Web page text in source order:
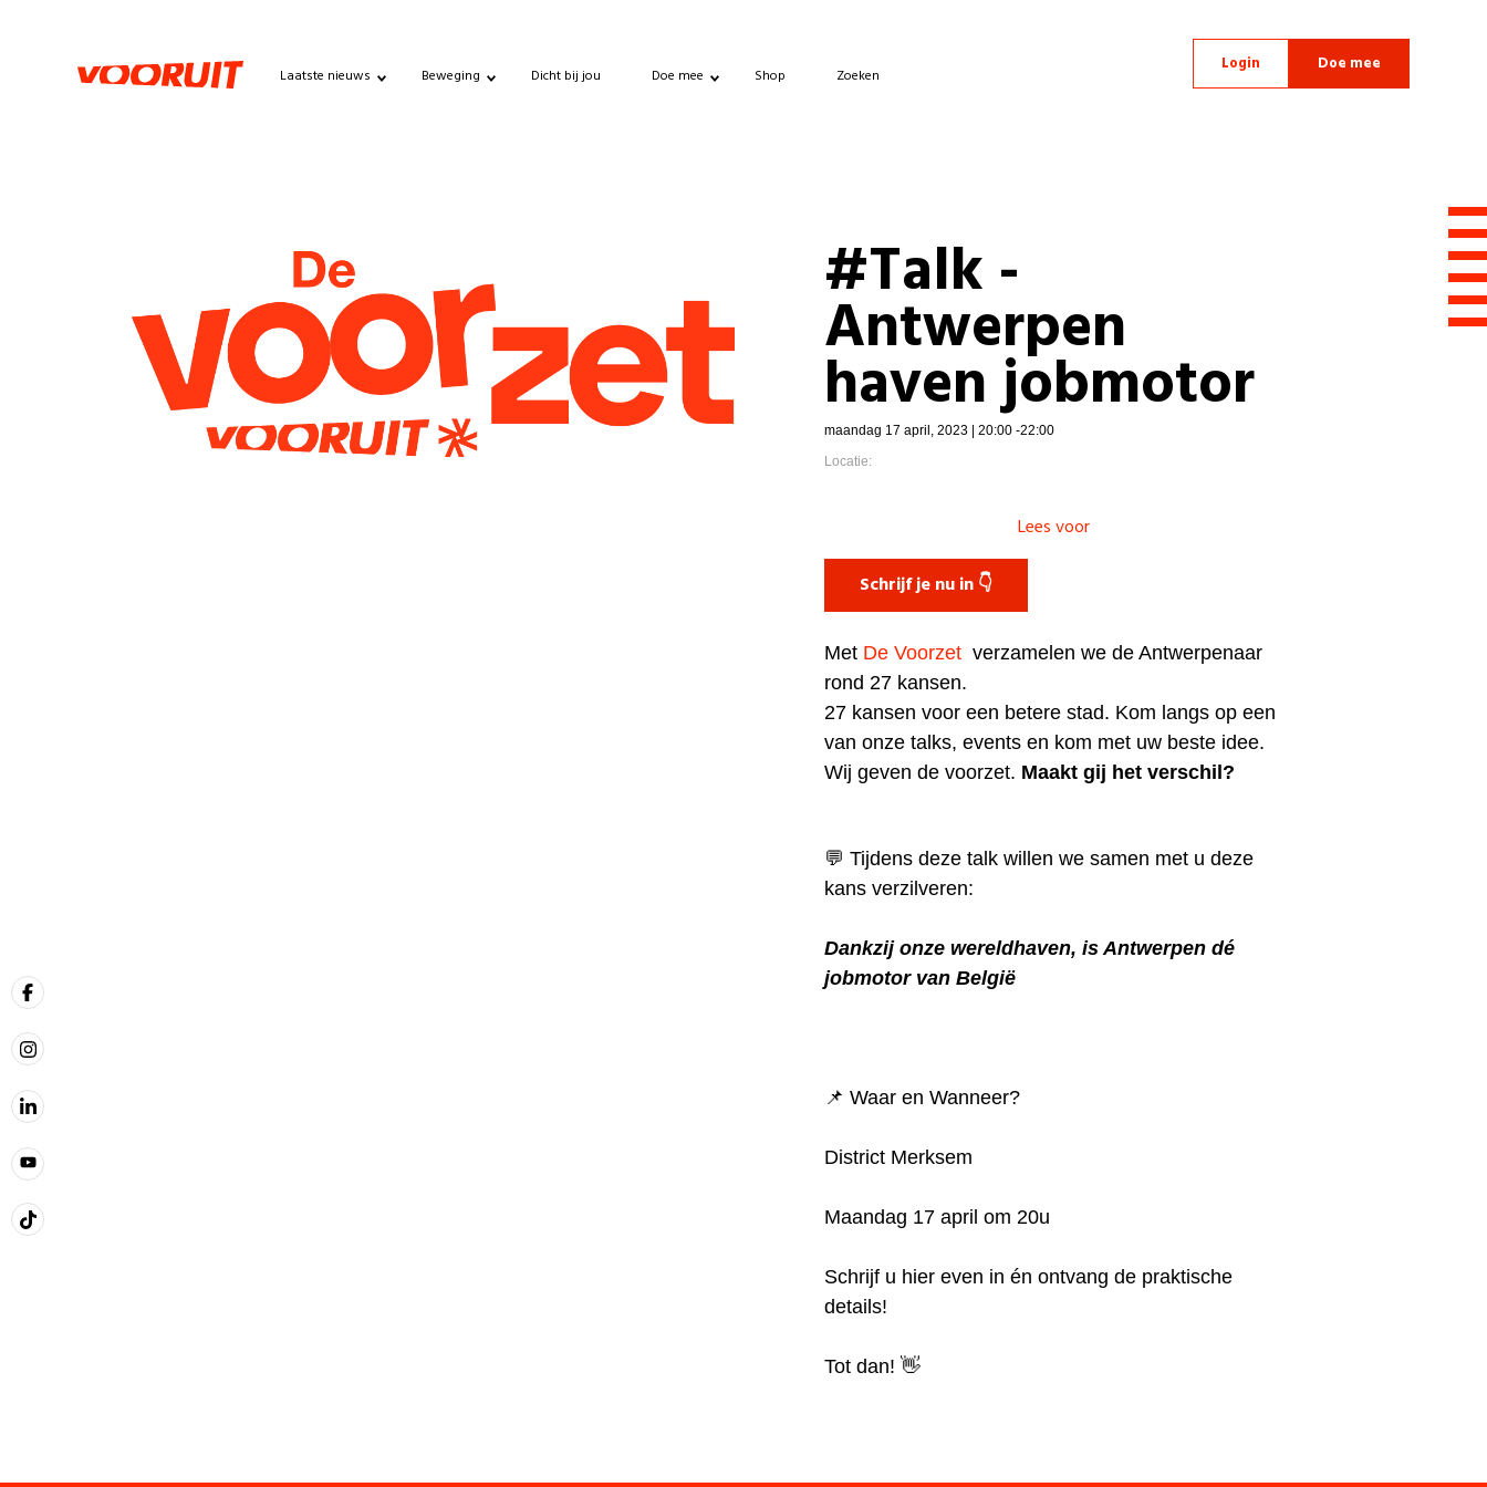
Laatste nieuws Beweging Dicht bij jou Doe mee Shop Zoeken
Login Doe mee
#Talk -
Antwerpen
haven jobmotor
maandag 17 april, 2023 | 20:00 -22:00
Locatie:
Lees voor
Schrijf je nu in 👇
Met De Voorzet verzamelen we de Antwerpenaar
rond 27 kansen.
27 kansen voor een betere stad. Kom langs op een
van onze talks, events en kom met uw beste idee.
Wij geven de voorzet. Maakt gij het verschil?
💬 Tijdens deze talk willen we samen met u deze
kans verzilveren:
Dankzij onze wereldhaven, is Antwerpen dé
jobmotor van België
📌 Waar en Wanneer?
District Merksem
Maandag 17 april om 20u
Schrijf u hier even in én ontvang de praktische
details!
Tot dan! 👋